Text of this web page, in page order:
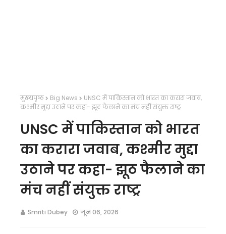
मुख्यपृष्ठ Big News
UNSC में पाकिस्तान को भारत का करारा जवाब,
कश्मीर मुद्दा उठाने पर कहा- झूठ फैलाने का मंच नहीं संयुक्त राष्ट्र
UNSC में पाकिस्तान को भारत
का करारा जवाब, कश्मीर मुद्दा
उठाने पर कहा- झूठ फैलाने का
मंच नहीं संयुक्त राष्ट्र
Smriti Dubey जून 06, 2026